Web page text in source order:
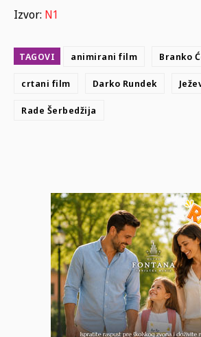
Izvor: N1
TAGOVI animirani film Branko
crtani film Darko Rundek
Rade Šerbedžija